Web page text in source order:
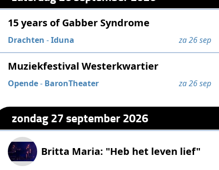
15 years of Gabber Syndrome
Drachten -Iduna za 26 sep
Muziekfestival Westerkwartier
Opende- BaronTheater za 26 sep
zondag 27 september 2026
Britta Maria: "Heb het leven lief"